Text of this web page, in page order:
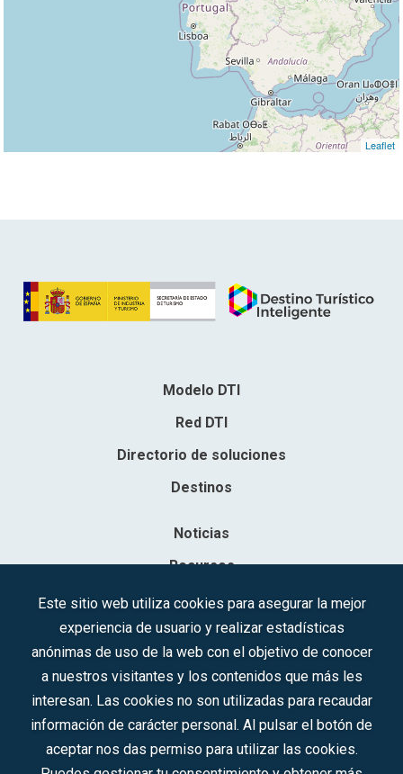
Leaflet
Modelo DTI
Red DTI
Directorio de soluciones
Destinos
Noticias
Recursos
Contacto
Sociedad Mercantil Estatal para la Gestión de la Innovación y las
Inscrita en el R.M. de Madrid, T, 12593, Se. 8, F. 129, H. 201.307.
C.I.F.: A-81/874.984
Síguenos en redes sociales:
Este sitio web utiliza cookies para asegurar la mejor
experiencia de usuario y realizar estadísticas
anónimas de uso de la web con el objetivo de conocer
a nuestros visitantes y los contenidos que más les
interesan. Las cookies no son utilizadas para recaudar
información de carácter personal. Al pulsar el botón de
aceptar nos das permiso para utilizar las cookies.